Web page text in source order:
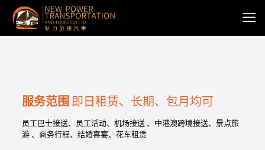
服务范围 即日租赁、长期、包月均可
员工巴士接送、员工活动、机场接送 、中港澳跨境接送、景点旅
游 、商务行程、结婚喜宴、花车租赁